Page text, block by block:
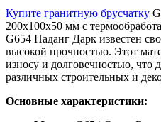
Купите гранитную брусчатку
200x100x50 мм с
G654 Паданг Дарк известен
высокой прочностью. Этот
износу и долговечностью, что
различных строительных и
Основные характеристики: